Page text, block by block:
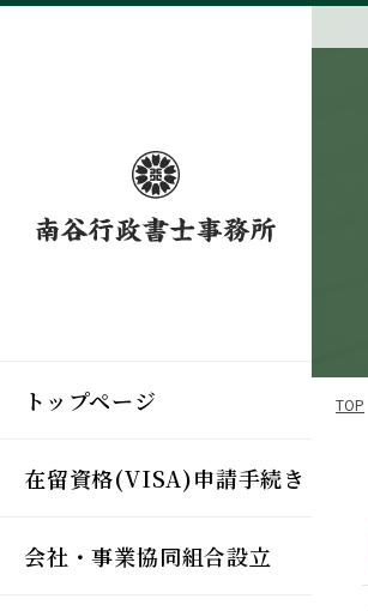
トップページ
在留資格(VISA)申請手続き
会社・事業協同組合設立
TOP